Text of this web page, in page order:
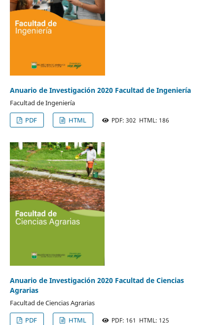
Anuario de Investigación 2020 Facultad de Ingeniería
Facultad de Ingeniería
PDF
HTML PDF: 302 HTML: 186
Anuario de Investigación 2020 Facultad de Ciencias
Agrarias
Facultad de Ciencias Agrarias
PDF
HTML PDF: 161 HTML: 125